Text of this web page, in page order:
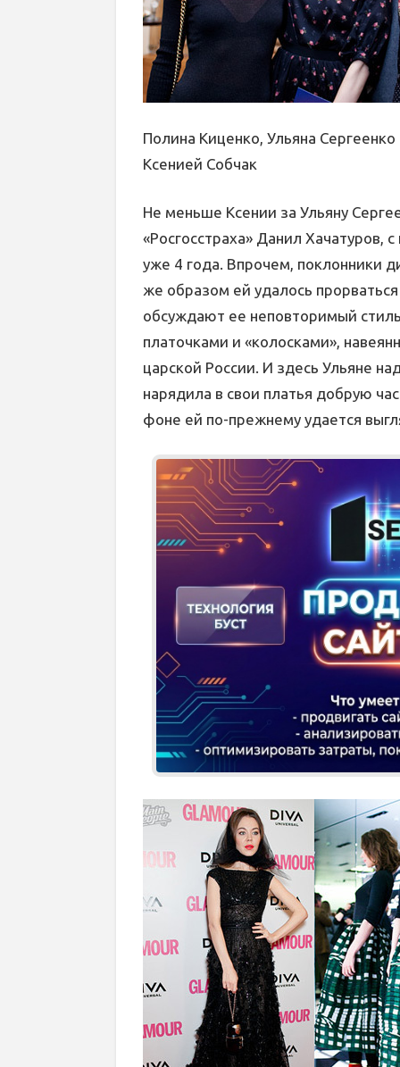
Полина Киценко, Ульяна
Ксенией Собчак
Не меньше Ксении за Ульяну
«Росгосстраха» Данил Хачатуров,
уже 4 года. Впрочем, поклонники
же образом ей удалось
обсуждают ее неповторимый
платочками и «колосками»,
царской России. И здесь Ульяне
нарядила в свои платья добрую
фоне ей по-прежнему удается